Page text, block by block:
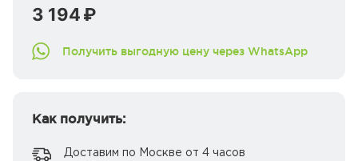
3 194 ₽
Получить выгодную цену через WhatsApp
Как получить:
Доставим по Москве от 4 часов